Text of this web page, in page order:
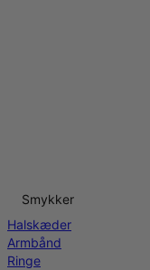
Smykker
Halskæder
Armbånd
Ringe